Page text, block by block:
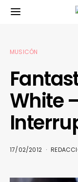
MUSICÓN
White
17/02/2012